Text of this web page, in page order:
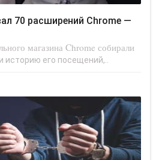
магазина Chrome собирали
историю его посещений,..